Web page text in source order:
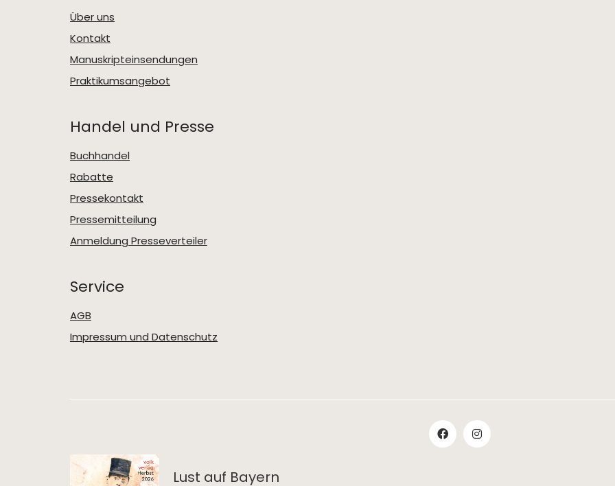
Über uns
Kontakt
Manuskripteinsendungen
Praktikumsangebot
Handel und Presse
Buchhandel
Rabatte
Pressekontakt
Pressemitteilung
Anmeldung Presseverteiler
Service
AGB
Impressum und Datenschutz
Lust auf Bayern